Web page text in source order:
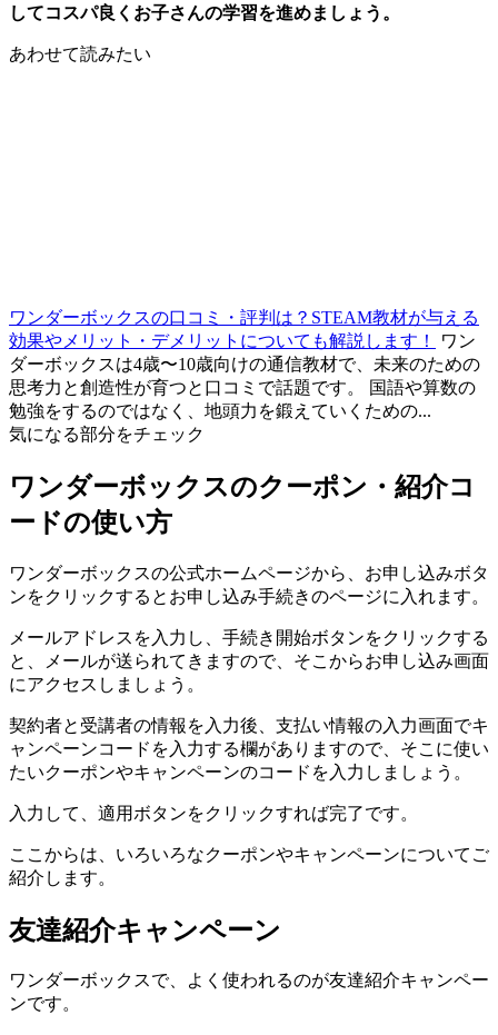
してコスパ良くお子さんの学習を進めましょう。
あわせて読みたい
ワンダーボックスの口コミ・評判は？STEAM教材が与える
効果やメリット・デメリットについても解説します！
ワン
ダーボックスは4歳〜10歳向けの通信教材で、未来のための
思考力と創造性が育つと口コミで話題です。 国語や算数の
勉強をするのではなく、地頭力を鍛えていくための...
気になる部分をチェック
ワンダーボックスのクーポン・紹介コ
ードの使い方
ワンダーボックスの公式ホームページから、お申し込みボタ
ンをクリックするとお申し込み手続きのページに入れます。
メールアドレスを入力し、手続き開始ボタンをクリックする
と、メールが送られてきますので、そこからお申し込み画面
にアクセスしましょう。
契約者と受講者の情報を入力後、支払い情報の入力画面でキ
ャンペーンコードを入力する欄がありますので、そこに使い
たいクーポンやキャンペーンのコードを入力しましょう。
入力して、適用ボタンをクリックすれば完了です。
ここからは、いろいろなクーポンやキャンペーンについてご
紹介します。
友達紹介キャンペーン
ワンダーボックスで、よく使われるのが友達紹介キャンペー
ンです。